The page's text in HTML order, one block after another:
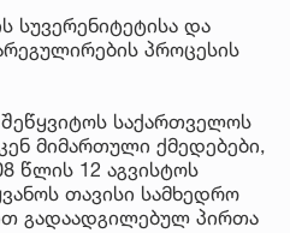
სუვერენიტეტისა და
პროცესის
საქართველოს
მიმართული ქმედებები,
წლის 12 აგვისტოს
თავისი სამხედრო
გადაადგილებულ პირთა